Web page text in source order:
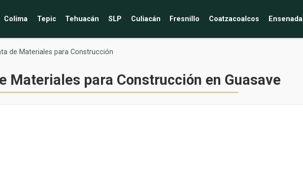
Colima Tepic Tehuacán SLP Culiacán Fresnillo Coatzacoalcos Ensenada
de Materiales para Construcción
Materiales para Construcción en Guasave